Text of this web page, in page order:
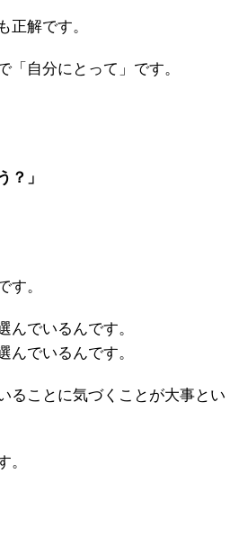
解です。
自分にとって」です。
？」
。
でいるんです。
でいるんです。
ることに気づくことが大事とい
。